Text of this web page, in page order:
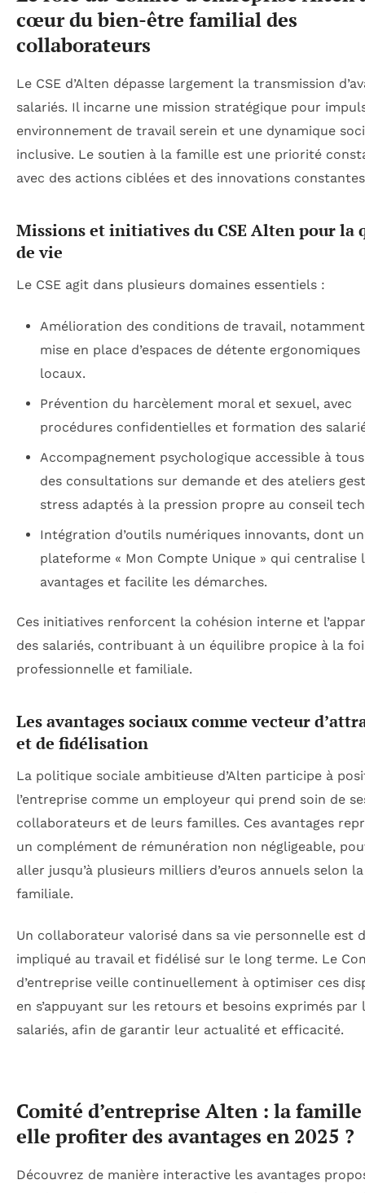
cœur du bien-être familial des
collaborateurs
Le CSE d’Alten dépasse largement la transmission
salariés. Il incarne une mission stratégique pour
environnement de travail serein et une dynamique
inclusive. Le soutien à la famille est une priorité
avec des actions ciblées et des innovations
Missions et initiatives du CSE Alten pour la
de vie
Le CSE agit dans plusieurs domaines essentiels :
Amélioration des conditions de travail,
mise en place d’espaces de détente ergonomiques
locaux.
Prévention du harcèlement moral et sexuel, avec
procédures confidentielles et formation des
Accompagnement psychologique accessible à
des consultations sur demande et des ateliers
stress adaptés à la pression propre au conseil
Intégration d’outils numériques innovants, dont
plateforme « Mon Compte Unique » qui centralise
avantages et facilite les démarches.
Ces initiatives renforcent la cohésion interne et
des salariés, contribuant à un équilibre propice à la
professionnelle et familiale.
Les avantages sociaux comme vecteur
et de fidélisation
La politique sociale ambitieuse d’Alten participe à
l’entreprise comme un employeur qui prend soin de
collaborateurs et de leurs familles. Ces avantages
un complément de rémunération non négligeable,
aller jusqu’à plusieurs milliers d’euros annuels selon
familiale.
Un collaborateur valorisé dans sa vie personnelle est
impliqué au travail et fidélisé sur le long terme. Le
d’entreprise veille continuellement à optimiser ces
en s’appuyant sur les retours et besoins exprimés par
salariés, afin de garantir leur actualité et efficacité.
Comité d’entreprise Alten : la
elle profiter des avantages en 2025 ?
Découvrez de manière interactive les avantages